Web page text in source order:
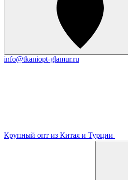
info@tkaniopt-glamur.ru
Крупный опт из Китая и Турции